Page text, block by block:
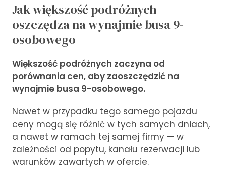
Jak większość podróżnych
oszczędza na wynajmie busa 9-
osobowego
Większość podróżnych zaczyna od
porównania cen, aby zaoszczędzić na
wynajmie busa 9-osobowego.
Nawet w przypadku tego samego pojazdu
ceny mogą się różnić w tych samych dniach,
a nawet w ramach tej samej firmy — w
zależności od popytu, kanału rezerwacji lub
warunków zawartych w ofercie.